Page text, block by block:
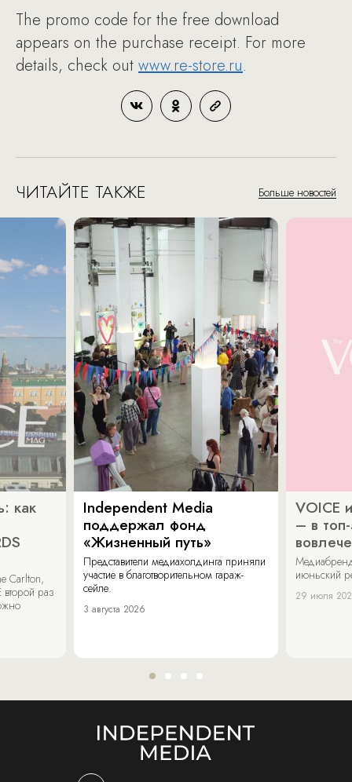
The promo code for the free download
appears on the purchase receipt. For more
details, check out www.re-store.ru.
ЧИТАЙТЕ ТАКЖЕ Больше новостей
как
Carlton,
раз
Independent Media
поддержал фонд
«Жизненный путь»
Представители медиахолдинга приняли
участие в благотворительном гараж-
сейле.
3 августа 2026
VOICE
– в
июньский
29 июля